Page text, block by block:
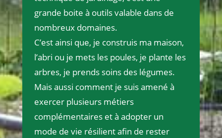
grande boite à outils valable dans de
nombreux domaines.
C’est ainsi que, je construis ma maison,
l’abri ou je mets les poules, je plante les
arbres, je prends soins des légumes.
Mais aussi comment je suis amené à
exercer plusieurs métiers
complémentaires et à adopter un
mode de vie résilient afin de rester